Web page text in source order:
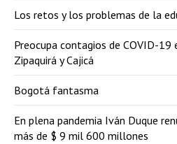
Los retos y los problemas de la
Preocupa contagios de COVID-19
Zipaquirá y Cajicá
Bogotá fantasma
En plena pandemia Iván Duque
más de $ 9 mil 600 millones